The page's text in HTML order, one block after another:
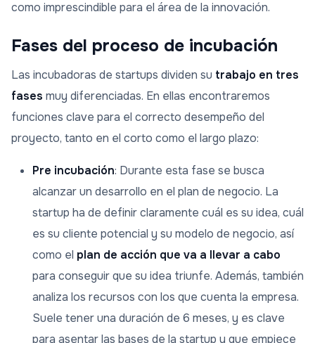
como imprescindible para el área de la innovación.
Fases del proceso de incubación
Las incubadoras de startups dividen su trabajo en tres
fases muy diferenciadas. En ellas encontraremos
funciones clave para el correcto desempeño del
proyecto, tanto en el corto como el largo plazo:
Pre incubación: Durante esta fase se busca
alcanzar un desarrollo en el plan de negocio. La
startup ha de definir claramente cuál es su idea, cuál
es su cliente potencial y su modelo de negocio, así
como el plan de acción que va a llevar a cabo
para conseguir que su idea triunfe. Además, también
analiza los recursos con los que cuenta la empresa.
Suele tener una duración de 6 meses, y es clave
para asentar las bases de la startup y que empiece